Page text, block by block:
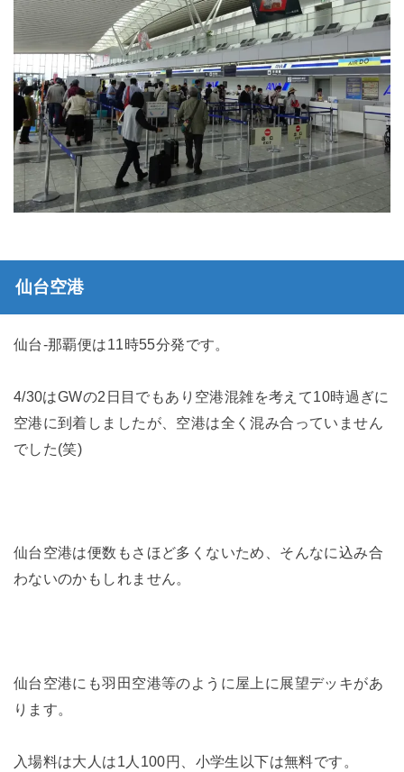
仙台空港
仙台-那覇便は11時55分発です。
4/30はGWの2日目でもあり空港混雑を考えて10時過ぎに
空港に到着しましたが、空港は全く混み合っていません
でした(笑)
仙台空港は便数もさほど多くないため、そんなに込み合
わないのかもしれません。
仙台空港にも羽田空港等のように屋上に展望デッキがあ
ります。
入場料は大人は1人100円、小学生以下は無料です。